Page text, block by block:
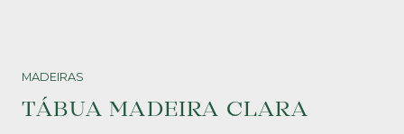
MADEIRAS
TÁBUA MADEIRA CLARA